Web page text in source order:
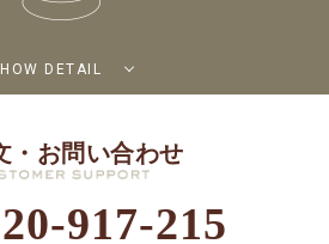
DETAIL
・お問い合わせ
917-215